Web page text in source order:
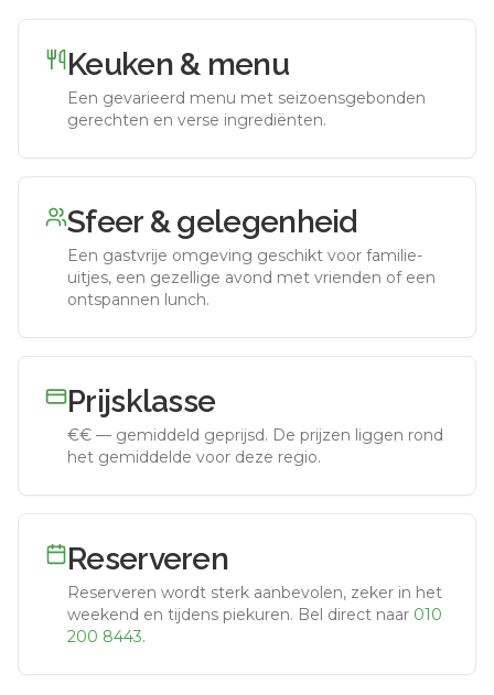
Keuken & menu
Een gevarieerd menu met seizoensgebonden
gerechten en verse ingrediënten.
Sfeer & gelegenheid
Een gastvrije omgeving geschikt voor familie-
uitjes, een gezellige avond met vrienden of een
ontspannen lunch.
Prijsklasse
€€ — gemiddeld geprijsd. De prijzen liggen rond
het gemiddelde voor deze regio.
Reserveren
Reserveren wordt sterk aanbevolen, zeker in het
weekend en tijdens piekuren. Bel direct naar 010
200 8443.